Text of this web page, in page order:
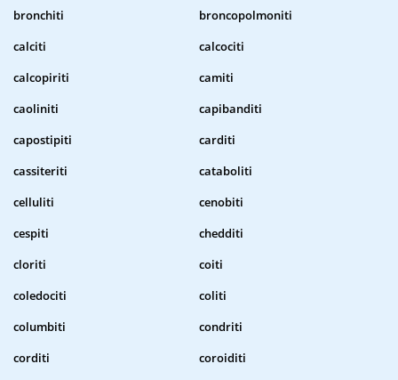
bronchiti
broncopolmoniti
calciti
calcociti
calcopiriti
camiti
caoliniti
capibanditi
capostipiti
carditi
cassiteriti
cataboliti
celluliti
cenobiti
cespiti
chedditi
cloriti
coiti
coledociti
coliti
columbiti
condriti
corditi
coroiditi